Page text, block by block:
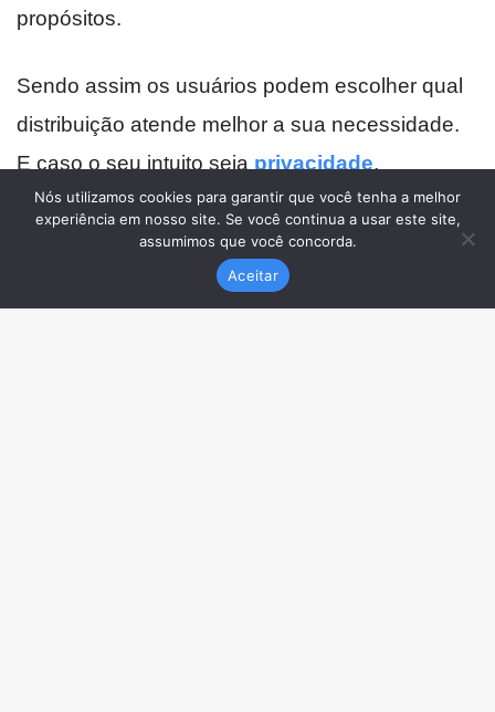
Nós utilizamos cookies para garantir que você tenha a melhor
experiência em nosso site. Se você continua a usar este site,
assumimos que você concorda.
Aceitar